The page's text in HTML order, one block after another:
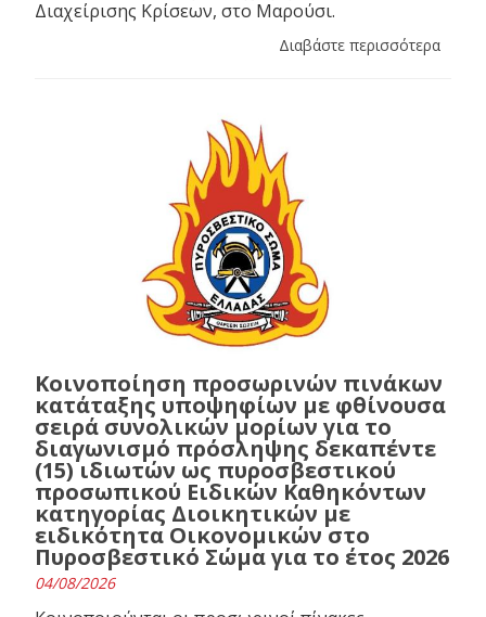
Διαχείρισης Κρίσεων, στο Μαρούσι.
Διαβάστε περισσότερα
Κοινοποίηση προσωρινών πινάκων
κατάταξης υποψηφίων με φθίνουσα
σειρά συνολικών μορίων για το
διαγωνισμό πρόσληψης δεκαπέντε
(15) ιδιωτών ως πυροσβεστικού
προσωπικού Ειδικών Καθηκόντων
κατηγορίας Διοικητικών με
ειδικότητα Οικονομικών στο
Πυροσβεστικό Σώμα για το έτος 2026
04/08/2026